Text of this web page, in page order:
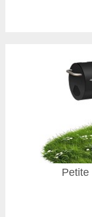
Petite